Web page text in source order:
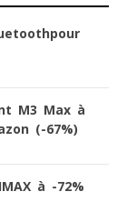
M3 Max à
(-67%)
à -72%